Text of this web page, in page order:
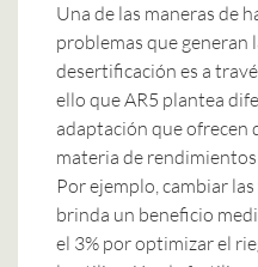
Una de las maneras de
problemas que generan
desertificación es a
ello que AR5 plantea
adaptación que ofrecen
materia de
Por ejemplo, cambiar
brinda un beneficio
el 3% por optimizar el